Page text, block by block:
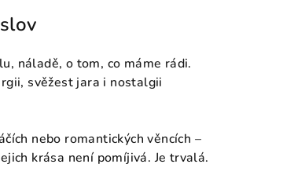
náladě, o tom, co máme rádi.
svěžest jara i nostalgii
nebo romantických věncích –
krása není pomíjivá. Je trvalá.